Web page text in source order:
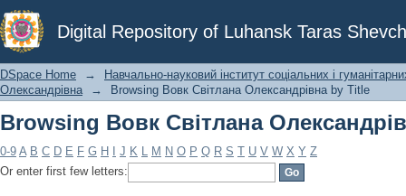
Digital Repository of Luhansk Taras
Browsing Вовк Світлана
DSpace Home →
Навчально-науковий інститут соціальних і
Олександрівна
→ Browsing Вовк Світлана Олександрівна by Title
Browsing Вовк Світлана
0-9 A B C D E F G H J K L M N O P Q R S T U V W X Y Z
Or enter first few letters: